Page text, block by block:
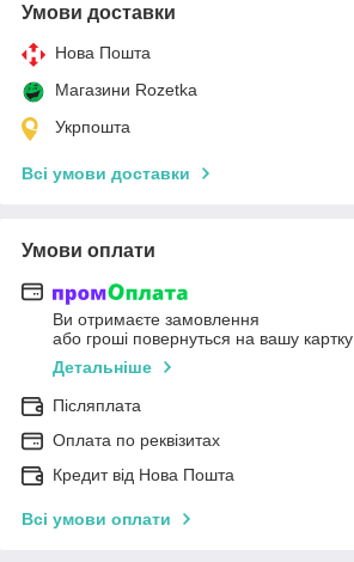
Умови доставки
Нова Пошта
Магазини Rozetka
Укрпошта
Всі умови доставки
Умови оплати
Ви отримаєте замовлення
або гроші повернуться на вашу картку
Детальніше
Післяплата
Оплата по реквізитах
Кредит від Нова Пошта
Всі умови оплати